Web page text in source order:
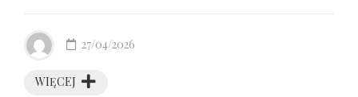
WIĘCEJ
27/04/2026